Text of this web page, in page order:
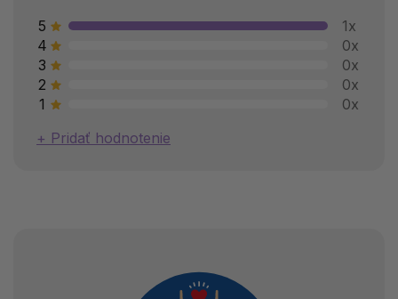
5
1x
4
0x
3
0x
2
0x
1
0x
Pridať hodnotenie